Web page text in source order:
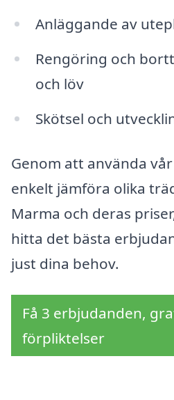
Anläggande av
Rengöring och
och löv
Skötsel och
Genom att använda
enkelt jämföra olika
Marma och deras
hitta det bästa
just dina behov.
Få 3 erbjudanden,
förpliktelser